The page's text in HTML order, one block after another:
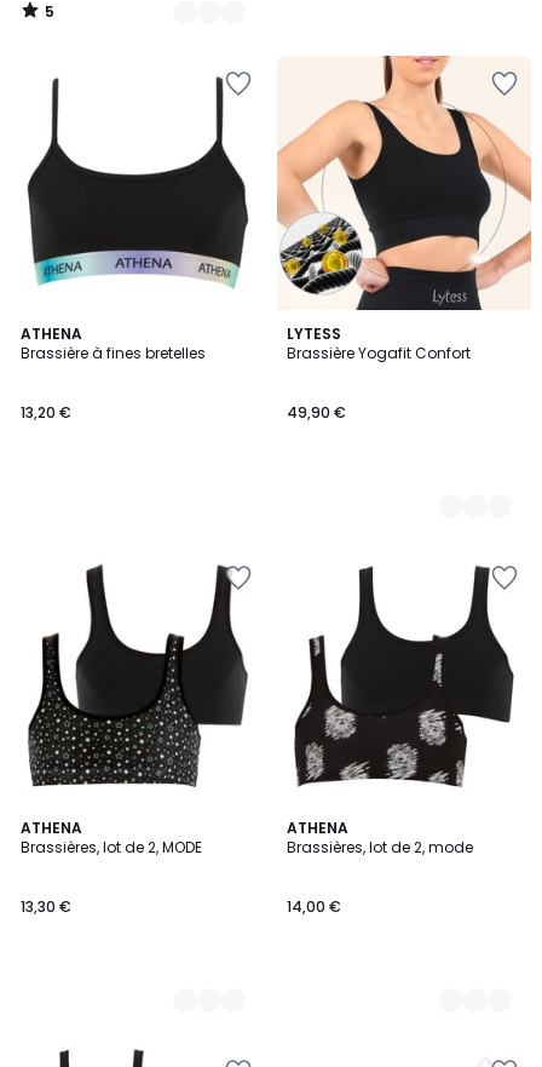
5
/
ATHENA
Brassière à fines bretelles
13,20 €
LYTESS
Brassière Yogafit Confort
49,90 €
3
Couleurs
ATHENA
Brassières, lot de 2, MODE
13,30 €
2
Couleurs
ATHENA
Brassières, lot de 2, mode
14,00 €
2
Couleurs